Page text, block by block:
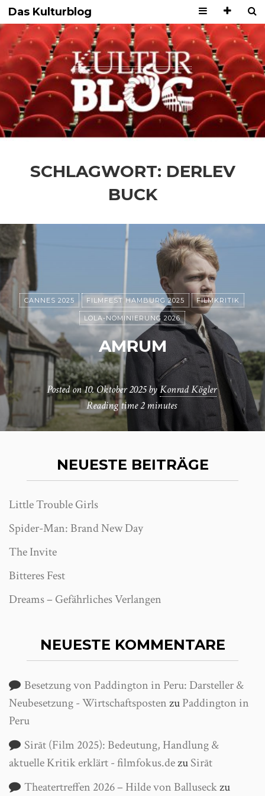
Das Kulturblog
SCHLAGWORT: DERLEV
BUCK
CANNES 2025 FILMFEST HAMBURG 2025 FILMKRITIK
LOLA-NOMINIERUNG 2026
AMRUM
Posted on10. Oktober 2025 byKonrad Kögler
Reading time2 minutes
NEUESTE BEITRÄGE
Little Trouble Girls
Spider-Man: Brand New Day
The Invite
Bitteres Fest
Dreams – Gefährliches Verlangen
NEUESTE KOMMENTARE
Besetzung von Paddington in Peru: Darsteller &
Neubesetzung - WirtschaftspostenzuPaddington in
Peru
Sirāt (Film 2025): Bedeutung, Handlung &
aktuelle Kritik erklärt - filmfokus.dezuSirāt
Theatertreffen 2026 – Hilde von Balluseckzu